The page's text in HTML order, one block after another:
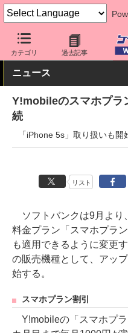
カテゴリ 過去記事
ケータイ Watch キャリア
ニュース
Y!mobileのスマホプラ
続
「iPhone 5s」取り扱いも開
リスト
ソフトバンクは9月より
料金プラン「スマホプラ
も適用できるように変更
の販売機種として、アッ
始する。
スマホプラン割引
Y!mobileの「スマホプ